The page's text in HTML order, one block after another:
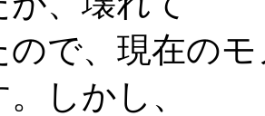
ので、現在の
しかし、